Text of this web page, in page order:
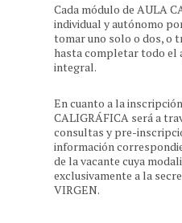
Cada módulo de AULA
individual y autónomo
tomar uno solo o dos, o
hasta completar todo el
integral.
En cuanto a la
CALIGRÁFICA será a
consultas y pre-
información
de la vacante cuya
exclusivamente a la
VIRGEN.